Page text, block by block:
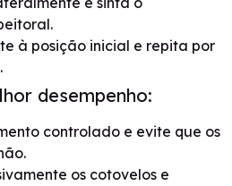
à posição inicial e repita por
desempenho:
controlado e evite que os
os cotovelos e